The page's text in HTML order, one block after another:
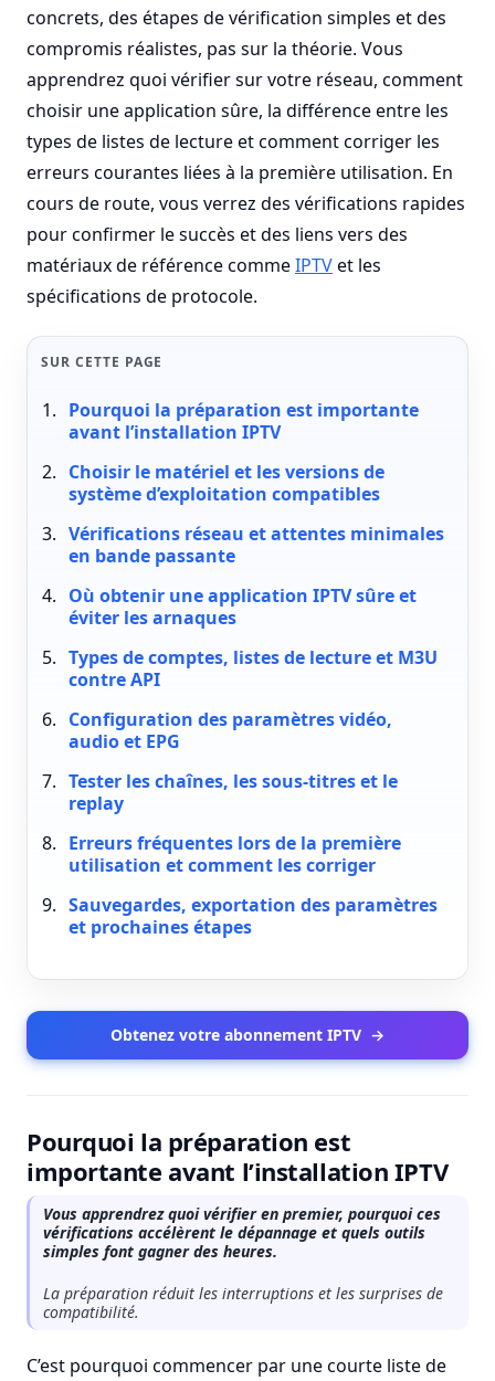
concrets, des étapes de vérification simples et des
compromis réalistes, pas sur la théorie. Vous
apprendrez quoi vérifier sur votre réseau, comment
choisir une application sûre, la différence entre les
types de listes de lecture et comment corriger les
erreurs courantes liées à la première utilisation. En
cours de route, vous verrez des vérifications rapides
pour confirmer le succès et des liens vers des
matériaux de référence commeIPTVet les
spécifications de protocole.
SUR CETTE PAGE
Pourquoi la préparation est importante
avant l’installation IPTV
Choisir le matériel et les versions de
système d’exploitation compatibles
Vérifications réseau et attentes minimales
en bande passante
Où obtenir une application IPTV sûre et
éviter les arnaques
Types de comptes, listes de lecture et M3U
contre API
Configuration des paramètres vidéo,
audio et EPG
Tester les chaînes, les sous-titres et le
replay
Erreurs fréquentes lors de la première
utilisation et comment les corriger
Sauvegardes, exportation des paramètres
et prochaines étapes
Obtenez votre abonnement IPTV →
Pourquoi la préparation est
importante avant l’installation IPTV
Vous apprendrez quoi vérifier en premier, pourquoi ces
vérifications accélèrent le dépannage et quels outils
simples font gagner des heures.
La préparation réduit les interruptions et les surprises de
compatibilité.
C’est pourquoi commencer par une courte liste de